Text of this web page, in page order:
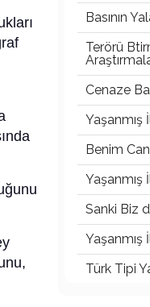
Basının
Terörü
Cenaze
Yaşanmış
Benim
Yaşanmış
Sanki Biz
Yaşanmış
Türk Tipi